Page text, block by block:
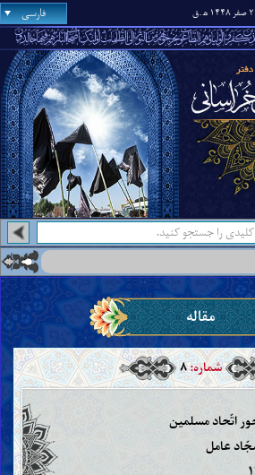
.ق فارسی
درس جدید:
مقاله
شماره:۸
اتّحاد مسلمین
عامل